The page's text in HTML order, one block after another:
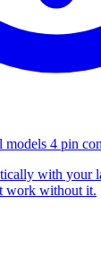
4 pin
with your
work without it.